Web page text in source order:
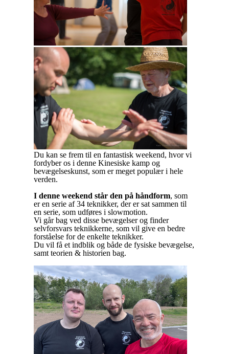
Du kan se frem til en fantastisk weekend, hvor vi
fordyber os i denne Kinesiske kamp og
bevægelseskunst, som er meget populær i hele
verden.
I denne weekend står den på håndform, som
er en serie af 34 teknikker, der er sat sammen til
en serie, som udføres i slowmotion.
Vi går bag ved disse bevægelser og finder
selvforsvars teknikkerne, som vil give en bedre
forståelse for de enkelte teknikker.
Du vil få et indblik og både de fysiske bevægelse,
samt teorien & historien bag.